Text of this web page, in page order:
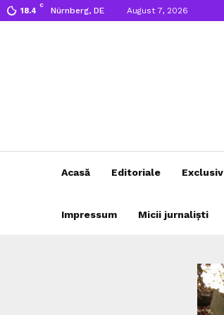
18.4
C
Nürnberg, DE August 7, 2026
Acasă Editoriale Exclusiv
Impressum Micii jurnaliști